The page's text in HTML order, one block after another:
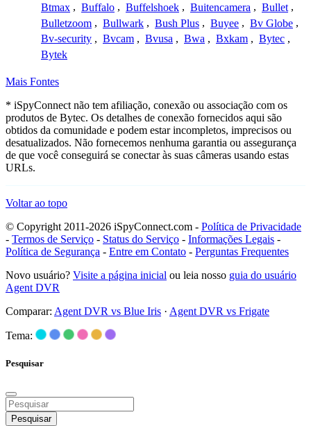
Btmax , Buffalo , Buffelshoek , Buitencamera , Bullet ,
Bulletzoom , Bullwark , Bush Plus , Buyee , Bv Globe ,
Bv-security , Bvcam , Bvusa , Bwa , Bxkam , Bytec ,
Bytek
Mais Fontes
* iSpyConnect não tem afiliação, conexão ou associação com os
produtos de Bytec. Os detalhes de conexão fornecidos aqui são
obtidos da comunidade e podem estar incompletos, imprecisos ou
desatualizados. Não fornecemos nenhuma garantia ou assegurança
de que você conseguirá se conectar às suas câmeras usando estas
URLs.
Voltar ao topo
© Copyright 2011-2026 iSpyConnect.com - Política de Privacidade
- Termos de Serviço - Status do Serviço - Informações Legais -
Política de Segurança - Entre em Contato - Perguntas Frequentes
Novo usuário? Visite a página inicial ou leia nosso guia do usuário
Agent DVR
Comparar: Agent DVR vs Blue Iris · Agent DVR vs Frigate
Tema:
Pesquisar
Pesquisar